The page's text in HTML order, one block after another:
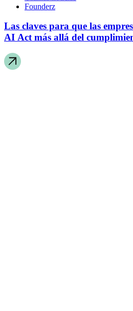
Founderz
Las claves para que las
AI Act más allá del